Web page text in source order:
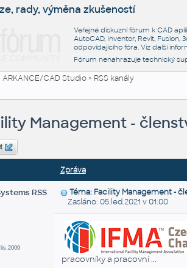
rady, výměna zkušeností
Veřejné diskuzní fórum k CAD
AutoCAD, Inventor, Revit,
odpovídajícího fóra. Viz další
Fórum nenahrazuje technický
ARKANCE/CAD Studio> RSS kanály
Management -
Zpráva
RSS
Téma: Facility Management -
Zasláno: 05.led.2021 v 01:00
pracovníky a pracovní ...